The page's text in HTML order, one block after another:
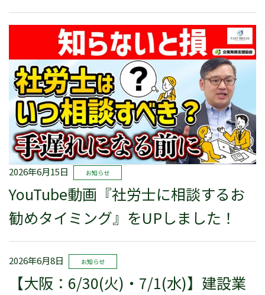
2026年6月15日 お知らせ
YouTube動画『社労士に相談するお
勧めタイミング』をUPしました！
2026年6月8日 お知らせ
【大阪：6/30(火)・7/1(水)】建設業